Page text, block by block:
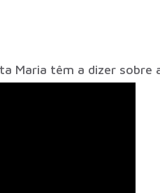
Maria têm a dizer sobre